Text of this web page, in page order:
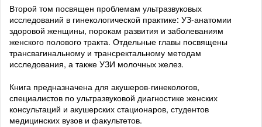
Второй том посвящен проблемам ультразвуковых
исследований в гинекологической практике: УЗ-анатомии
здоровой женщины, порокам развития и заболеваниям
женского полового тракта. Отдельные главы посвящены
трансвагинальному и трансректальному методам
исследования, а также УЗИ молочных желез.
Книга предназначена для акушеров-гинекологов,
специалистов по ультразвуковой диагностике женских
консультаций и акушерских стационаров, студентов
медицинских вузов и факультетов.